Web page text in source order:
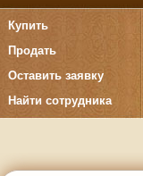
Купить
Продать
Оставить заявку
Найти сотрудника